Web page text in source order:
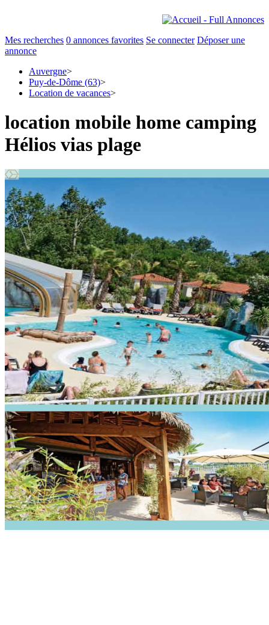
Mes recherches 0 annonces favorites Se connecter Déposer une
annonce
Auvergne>
Puy-de-Dôme (63)>
Location de vacances>
location mobile home camping
Hélios vias plage